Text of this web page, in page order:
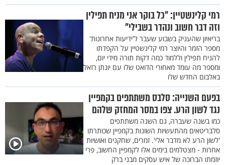
רמי קלינשטיין: "כל בוקר אני מניח תפילין
וזה דבר חשוב ונהדר בשבילי"
בריאיון שהעניק בשבוע שעבר ל'ידיעות אחרונות'
מספר הזמר והיוצר רמי קלינשטיין על הקפדתו
להניח תפילין וללמוד כמה דקות תורה מידי יום,
ומספר מה עומד מאחורי הדואט שלו עם יונתן רזאל
באלבום החדש שלו
בפעם השנייה: סלבס משתתפים בקמפיין
נגד לשון הרע. צפו במסר המחזק שלהם
כמו בשנה שעברה, גם השנה משתתפים
סלבריטאים מהתעשיות השונות בקמפיין שכותרתו
'לשון הרע לא מדבר אלי'. זמרים, שחקנים ואושיות
אחרות - מצטלמים בימים אלו לקמפיין החשוב, פרי
יוזמתו הברוכה של איש עסקים מבני ברק